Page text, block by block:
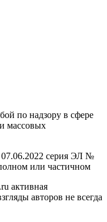
по надзору в сфере
массовых
07.06.2022 серия ЭЛ №
или частичном
активная
авторов не всегда